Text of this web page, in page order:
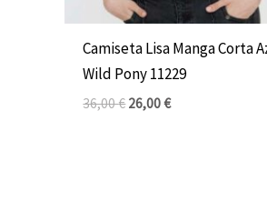
Camiseta Lisa Manga Corta
Wild Pony 11229
36,00€26,00€